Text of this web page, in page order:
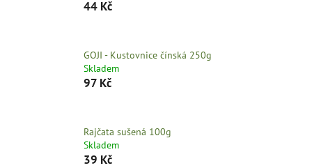
44 Kč
GOJI - Kustovnice čínská 250g
Skladem
97 Kč
Rajčata sušená 100g
Skladem
39 Kč